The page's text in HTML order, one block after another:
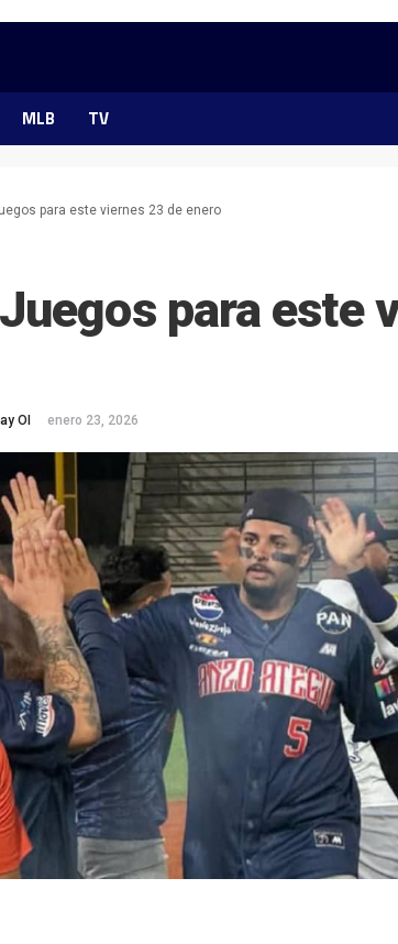
MLB TV
para este viernes 23 de enero
para este
OI enero 23, 2026